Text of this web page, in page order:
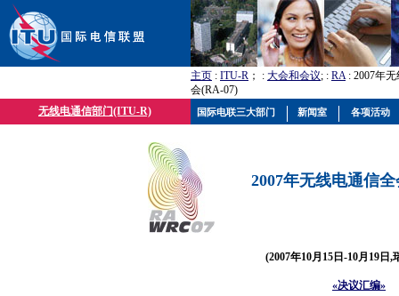
主页 : ITU-R ； : 大会和会议; : RA: 2007年
会(RA-07)
无线电通信部门(ITU-R)
2007年无线电通信
(2007年10月15日-10月19日,
«决议汇编»
国际电联三大部门 新闻室 各项活动